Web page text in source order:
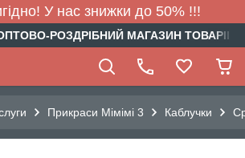
У нас знижки до 50% !!!
ОПТОВО-РОЗДРІБНИЙ МАГАЗИН
Прикраси Мімімі 3 Каблучки